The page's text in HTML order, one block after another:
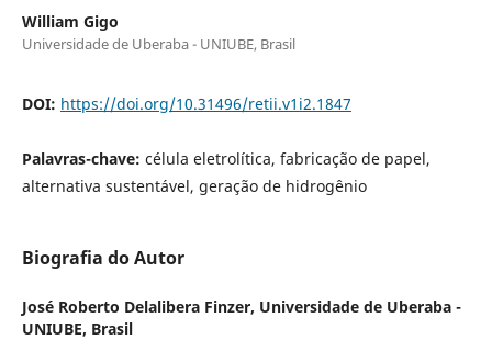
William Gigo
Universidade de Uberaba - UNIUBE, Brasil
DOI: https://doi.org/10.31496/retii.v1i2.1847
Palavras-chave: célula eletrolítica, fabricação de papel,
alternativa sustentável, geração de hidrogênio
Biografia do Autor
José Roberto Delalibera Finzer, Universidade de Uberaba -
UNIUBE, Brasil